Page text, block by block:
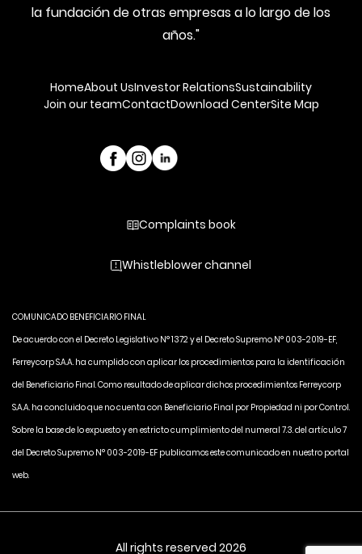
la fundación de otras empresas a lo largo de los
años."
HomeAbout UsInvestor RelationsSustainability
Join our teamContactDownload CenterSite Map
Complaints book
Whistleblower channel
COMUNICADO BENEFICIARIO FINAL
De acuerdo con el Decreto Legislativo N° 1372 y el Decreto Supremo N° 003-2019-EF,
Ferreycorp S.A.A. ha cumplido con aplicar los procedimientos para la identificación
del Beneficiario Final. Como resultado de aplicar dichos procedimientos Ferreycorp
S.A.A. ha concluido que no cuenta con Beneficiario Final por Propiedad ni por Control.
Sobre la base de lo expuesto y en estricto cumplimiento del numeral 7.3. del artículo 7
del Decreto Supremo N° 003-2019-EF publicamos este comunicado en nuestro portal
web.
All rights reserved 2026